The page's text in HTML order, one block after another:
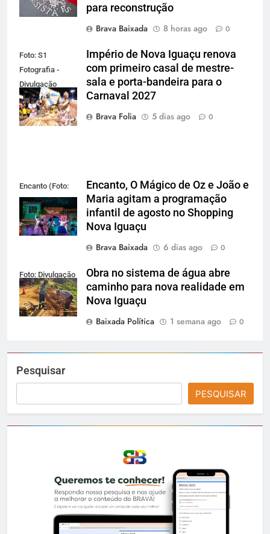
para reconstrução
Brava Baixada
8 horas ago 0
Foto: S1
Fotografia -
Divulgação
Gardel
Assessoria
Império de Nova Iguaçu renova
com primeiro casal de mestre-
sala e porta-bandeira para o
Carnaval 2027
Brava Folia
5 dias ago 0
Encanto (Foto:
Divulgação)
Encanto, O Mágico de Oz e João e
Maria agitam a programação
infantil de agosto no Shopping
Nova Iguaçu
Brava Baixada
6 dias ago 0
Foto: Divulgação
Obra no sistema de água abre
caminho para nova realidade em
Nova Iguaçu
Baixada Política
1 semana ago 0
Pesquisar
PESQUISAR